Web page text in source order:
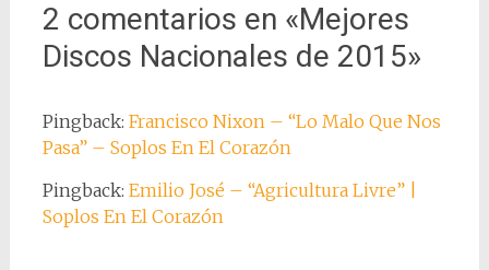
2 comentarios en «Mejores
Discos Nacionales de 2015»
Pingback: Francisco Nixon – “Lo Malo Que Nos
Pasa” – Soplos En El Corazón
Pingback: Emilio José – “Agricultura Livre” |
Soplos En El Corazón